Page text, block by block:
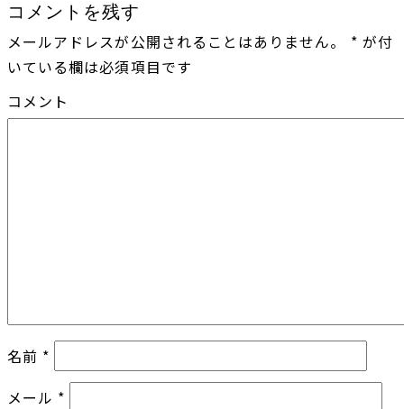
コメントを残す
メールアドレスが公開されることはありません。 * が付
いている欄は必須項目です
コメント
名前 *
メール *